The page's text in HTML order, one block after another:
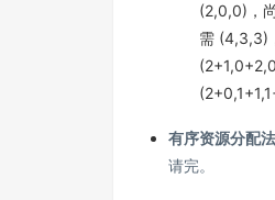
(2,0,0)，
需 (4,3,3)
有序资源分配法
请完。